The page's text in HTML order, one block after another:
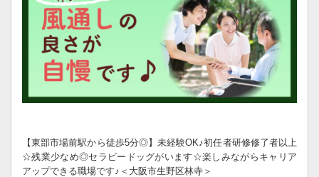
【東部市場前駅から徒歩5分◎】未経験OK♪初任者研修修了者以上
☆残業少なめ◎セラピードッグがいます☆楽しみながらキャリア
アップできる職場です♪＜大阪市生野区林寺＞